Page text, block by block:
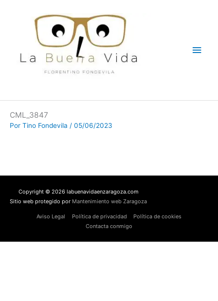
CML_3847
Por Tino Fondevila / 05/06/2023
Copyright © 2026 labuenavidaenzaragoza.com
Sitio web protegido por Mantenimiento web Zaragoza
Aviso Legal Política de privacidad
Política de cookies
Contacta conmigo